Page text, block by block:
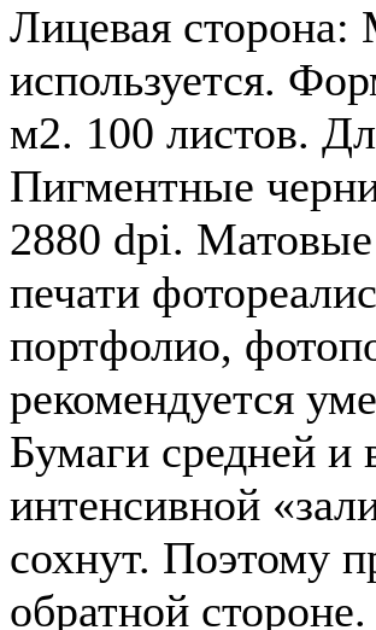
Лицевая сторона:
используется.
м2. 100 листов.
Пигментные
2880 dpi. Матовые
печати
портфолио,
рекомендуется
Бумаги средней и
интенсивной
сохнут. Поэтому
обратной